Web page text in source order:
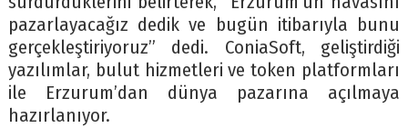
pazarlayacağız dedik ve bugün itibarıyla bunu
gerçekleştiriyoruz” dedi. ConiaSoft, geliştirdiği
yazılımlar, bulut hizmetleri ve token platformları
ile Erzurum’dan dünya pazarına açılmaya
hazırlanıyor.